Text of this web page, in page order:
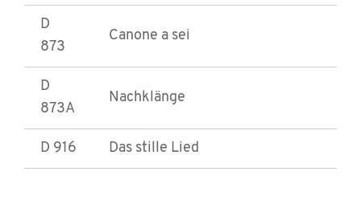
D
873
Canone a sei
D
873A
Nachklänge
D 916 Das stille Lied